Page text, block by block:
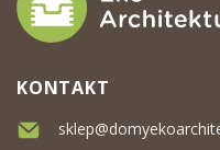
KONTAKT